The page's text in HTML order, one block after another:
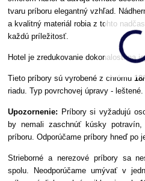
tvaru príboru elegantný vzhľad.
a kvalitný materiál robia z tohto
každú príležitosť.
Hotel je zredukovanie dokonalosti na
Tieto príbory sú vyrobené z chrómu
riadu. Typ povrchovej úpravy - leštené.
Upozornenie: Príbory si vyžadujú
by nemali zaschnúť kúsky
príboru. Odporúčame príbory hneď po
Strieborné a nerezové príbory sa
spolu. Neodporúčame umývať v